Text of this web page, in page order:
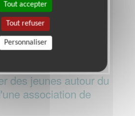
des jeunes autour du
association de
Tout accepter
Tout refuser
Personnaliser